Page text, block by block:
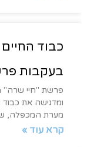
כבוד
בעקבות
פרשת "חיי שרה"
ומדגישה את
מערת המכפלה,
קרא עוד »